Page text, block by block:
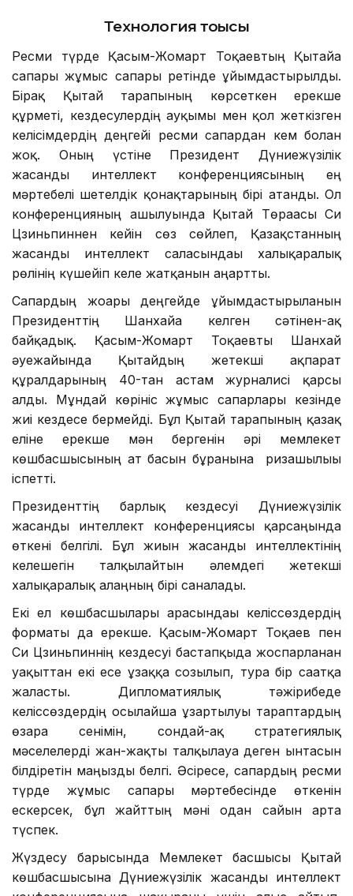
Технология тоғысы
Ресми түрде Қасым-Жомарт Тоқаевтың Қытайға
сапары жұмыс сапары ретінде ұйымдастырылды.
Бірақ Қытай тарапының көрсеткен ерекше
құрметі, кездесулердің ауқымы мен қол жеткізген
келісімдердің деңгейі ресми сапардан кем болған
жоқ. Оның үстіне Президент Дүниежүзілік
жасанды интеллект конференциясының ең
мәртебелі шетелдік қонақтарының бірі атанды. Ол
конференцияның ашылуында Қытай Төрағасы Си
Цзиньпиннен кейін сөз сөйлеп, Қазақстанның
жасанды интеллект саласындағы халықаралық
рөлінің күшейіп келе жатқанын аңғартты.
Сапардың жоғары деңгейде ұйымдастырылғанын
Президенттің Шанхайға келген сәтінен-ақ
байқадық. Қасым-Жомарт Тоқаевты Шанхай
әуежайында Қытайдың жетекші ақпарат
құралдарының 40-тан астам журналисі қарсы
алды. Мұндай көрініс жұмыс сапарлары кезінде
жиі кездесе бермейді. Бұл Қытай тарапының қазақ
еліне ерекше мән бергенін әрі мемлекет
көшбасшысының ат басын бұрғанына ризашылығы
іспетті.
Президенттің барлық кездесуі Дүниежүзілік
жасанды интеллект конференциясы қарсаңында
өткені белгілі. Бұл жиын жасанды интеллектінің
келешегін талқылайтын әлемдегі жетекші
халықаралық алаңның бірі саналады.
Екі ел көшбасшылары арасындағы келіссөздердің
форматы да ерекше. Қасым-Жомарт Тоқаев пен
Си Цзиньпиннің кездесуі бастапқыда жоспарланған
уақыттан екі есе ұзаққа созылып, тура бір сағатқа
жалғасты. Дипломатиялық тәжірибеде
келіссөздердің осылайша ұзартылуы тараптардың
өзара сенімін, сондай-ақ стратегиялық
мәселелерді жан-жақты талқылауға деген ынтасын
білдіретін маңызды белгі. Әсіресе, сапардың ресми
түрде жұмыс сапары мәртебесінде өткенін
ескерсек, бұл жайттың мәні одан сайын арта
түспек.
Жүздесу барысында Мемлекет басшысы Қытай
көшбасшысына Дүниежүзілік жасанды интеллект